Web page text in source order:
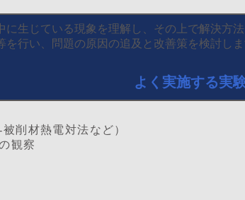
生じている現象を理解し、その上で解決方
行い、問題の原因の追及と改善策を検討しま
よく実施する実
削材熱電対法など）
観察